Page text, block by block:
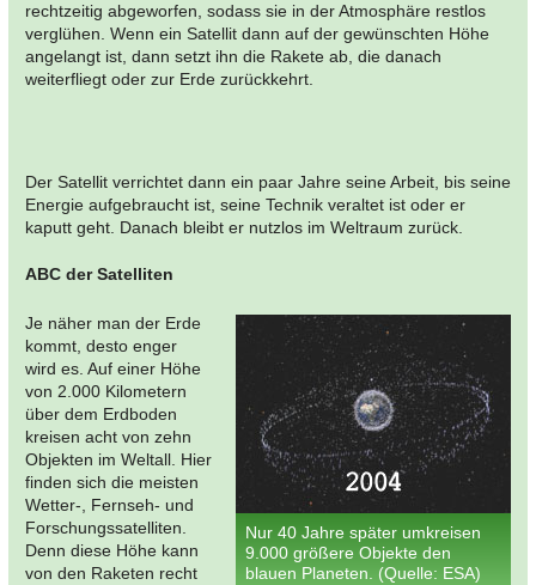
rechtzeitig abgeworfen, sodass sie in der Atmosphäre restlos
verglühen. Wenn ein Satellit dann auf der gewünschten Höhe
angelangt ist, dann setzt ihn die Rakete ab, die danach
weiterfliegt oder zur Erde zurückkehrt.
Der Satellit verrichtet dann ein paar Jahre seine Arbeit, bis seine
Energie aufgebraucht ist, seine Technik veraltet ist oder er
kaputt geht. Danach bleibt er nutzlos im Weltraum zurück.
ABC der Satelliten
Nur 40 Jahre später umkreisen
9.000 größere Objekte den
blauen Planeten. (Quelle: ESA)
Je näher man der Erde
kommt, desto enger
wird es. Auf einer Höhe
von 2.000 Kilometern
über dem Erdboden
kreisen acht von zehn
Objekten im Weltall. Hier
finden sich die meisten
Wetter-, Fernseh- und
Forschungssatelliten.
Denn diese Höhe kann
von den Raketen recht